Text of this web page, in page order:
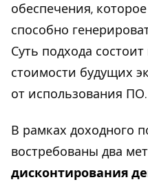
обеспечения,
способно
Суть подхода
стоимости будущих
от использования ПО.
В рамках доходного
востребованы два
дисконтирования